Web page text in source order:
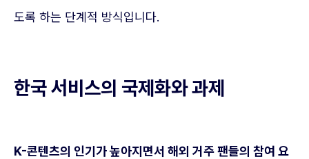
도록 하는 단계적 방식입니다.
한국 서비스의 국제화와 과제
K-콘텐츠의 인기가 높아지면서 해외 거주 팬들의 참여 요